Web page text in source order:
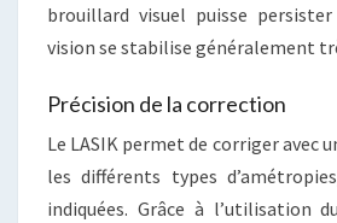
brouillard visuel puisse
vision se stabilise généralement
Précision de la correction
Le LASIK permet de corriger avec
les différents types
indiquées. Grâce à l’utilisation